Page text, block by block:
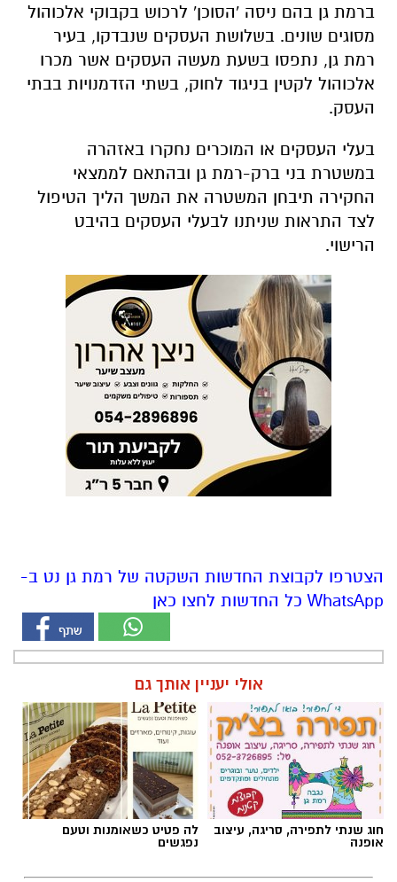
ברמת גן בהם ניסה 'הסוכן' לרכוש בקבוקי אלכוהול
מסוגים שונים. בשלושת העסקים שנבדקו, בעיר
רמת גן, נתפסו בשעת מעשה העסקים אשר מכרו
אלכוהול לקטין בניגוד לחוק, בשתי הזדמנויות בבתי
העסק.
בעלי העסקים או המוכרים נחקרו באזהרה
במשטרת בני ברק-רמת גן ובהתאם לממצאי
החקירה תיבחן המשטרה את המשך הליך הטיפול
לצד התראות שניתנו לבעלי העסקים בהיבט
הרישוי.
הצטרפו לקבוצת החדשות השקטה של רמת גן נט ב-
WhatsApp כל החדשות לחצו כאן
אולי יעניין אותך גם
חוג שנתי לתפירה, סריגה, עיצוב
אופנה
לה פטיט כשאומנות וטעם
נפגשים